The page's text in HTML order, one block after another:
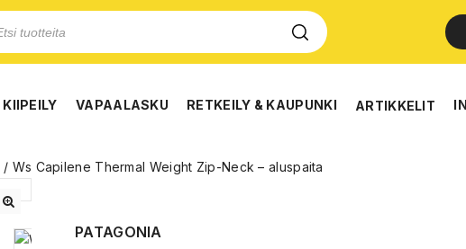
KIIPEILY VAPAALASKU RETKEILY & KAUPUNKI ARTIKKELIT
/ Ws Capilene Thermal Weight Zip-Neck – aluspaita
PATAGONIA